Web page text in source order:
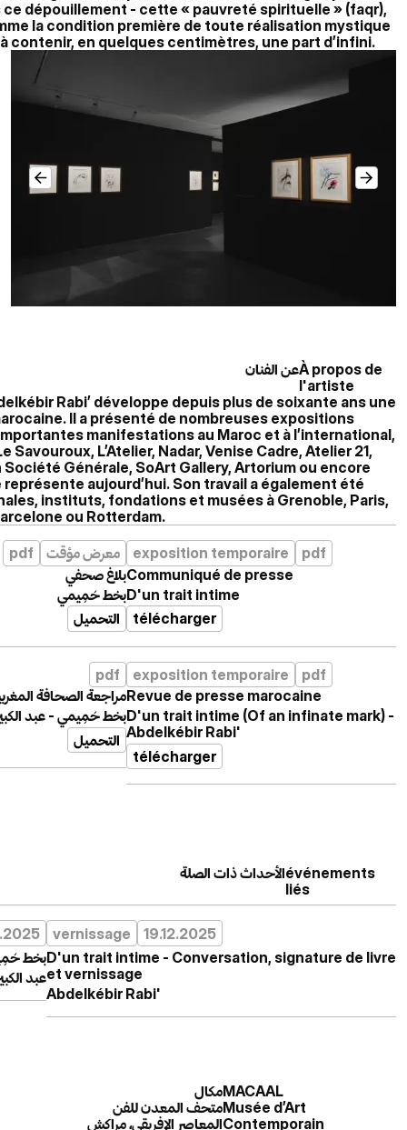
dépouillement - cette « pauvreté spirituelle » (faqr),
la condition première de toute réalisation mystique
contenir, en quelques centimètres, une part d’infini.
عن الفنانÀ propos de
l'artiste
Rabi’ développe depuis plus de soixante ans une
Il a présenté de nombreuses expositions
manifestations au Maroc et à l’international,
L’Atelier, Nadar, Venise Cadre, Atelier 21,
Société Générale, SoArt Gallery, Artorium ou encore
représente aujourd’hui. Son travail a également été
instituts, fondations et musées à Grenoble, Paris,
ou Rotterdam.
معرض مؤقت
pdf
بلاغ صحفي
بخط حَمِيمي
التحميل
exposition temporaire
pdf
Communiqué de presse
D'un trait intime
télécharger
pdf
مراجعة الصحافة
بخط حَمِيمي - عبد
التحميل
exposition temporaire
pdf
Revue de presse marocaine
D'un trait intime (Of an infinate mark) -
Abdelkébir Rabi'
télécharger
الأحداث ذات الصلةévénements
liés
بخط
عبد
vernissage
19.12.2025
D'un trait intime - Conversation, signature de livre
et vernissage
Abdelkébir Rabi'
مكال
متحف المعدن للفن
المعاصر الإفريقي، مراكش
MACAAL
Musée d’Art
Contemporain